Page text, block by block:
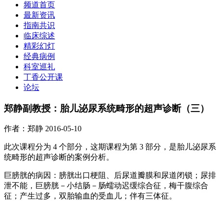
频道首页
最新资讯
指南共识
临床综述
精彩幻灯
经典病例
科室巡礼
丁香公开课
论坛
郑静副教授：胎儿泌尿系统畸形的超声诊断（三）
作者：郑静 2016-05-10
此次课程分为 4 个部分，这期课程为第 3 部分，是胎儿泌尿系
统畸形的超声诊断的案例分析。
巨膀胱的病因：膀胱出口梗阻、后尿道瓣膜和尿道闭锁；尿排
泄不能，巨膀胱－小结肠－肠蠕动迟缓综合征，梅干腹综合
征；产生过多，双胎输血的受血儿；伴有三体征。